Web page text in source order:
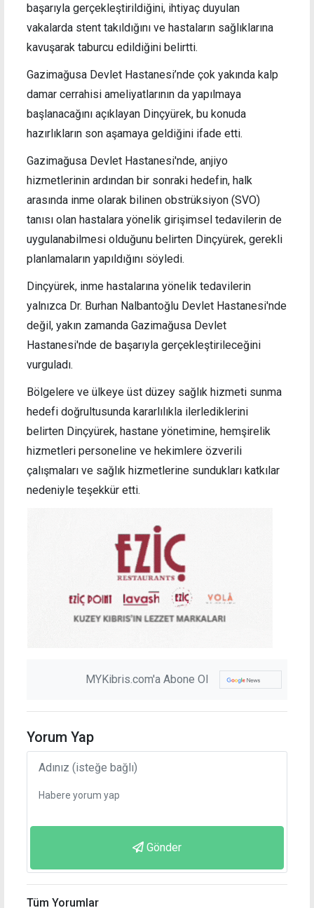
başarıyla gerçekleştirildiğini, ihtiyaç duyulan
vakalarda stent takıldığını ve hastaların sağlıklarına
kavuşarak taburcu edildiğini belirtti.
Gazimağusa Devlet Hastanesi’nde çok yakında kalp
damar cerrahisi ameliyatlarının da yapılmaya
başlanacağını açıklayan Dinçyürek, bu konuda
hazırlıkların son aşamaya geldiğini ifade etti.
Gazimağusa Devlet Hastanesi'nde, anjiyo
hizmetlerinin ardından bir sonraki hedefin, halk
arasında inme olarak bilinen obstrüksiyon (SVO)
tanısı olan hastalara yönelik girişimsel tedavilerin de
uygulanabilmesi olduğunu belirten Dinçyürek, gerekli
planlamaların yapıldığını söyledi.
Dinçyürek, inme hastalarına yönelik tedavilerin
yalnızca Dr. Burhan Nalbantoğlu Devlet Hastanesi'nde
değil, yakın zamanda Gazimağusa Devlet
Hastanesi'nde de başarıyla gerçekleştirileceğini
vurguladı.
Bölgelere ve ülkeye üst düzey sağlık hizmeti sunma
hedefi doğrultusunda kararlılıkla ilerlediklerini
belirten Dinçyürek, hastane yönetimine, hemşirelik
hizmetleri personeline ve hekimlere özverili
çalışmaları ve sağlık hizmetlerine sundukları katkılar
nedeniyle teşekkür etti.
MYKibris.com'a Abone Ol
Yorum Yap
Gönder
Tüm Yorumlar